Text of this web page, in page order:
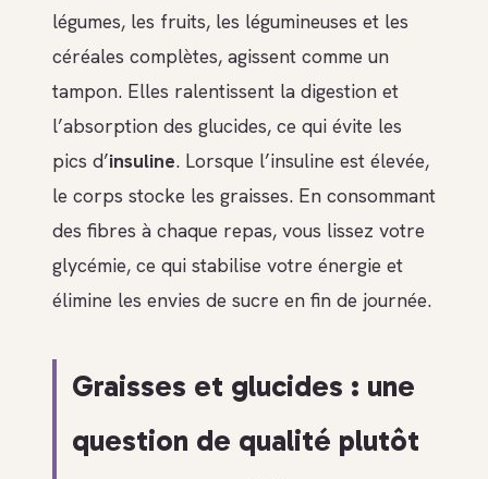
légumes, les fruits, les légumineuses et les
céréales complètes, agissent comme un
tampon. Elles ralentissent la digestion et
l’absorption des glucides, ce qui évite les
pics d’insuline. Lorsque l’insuline est élevée,
le corps stocke les graisses. En consommant
des fibres à chaque repas, vous lissez votre
glycémie, ce qui stabilise votre énergie et
élimine les envies de sucre en fin de journée.
Graisses et glucides : une
question de qualité plutôt